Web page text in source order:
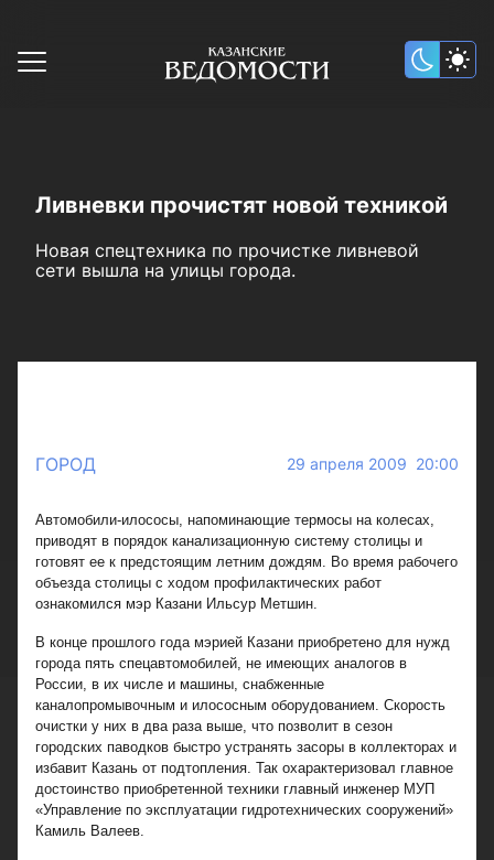
Ливневки прочистят новой техникой
Новая спецтехника по прочистке ливневой
сети вышла на улицы города.
ГОРОД 29 апреля 2009 20:00
Автомобили-илососы, напоминающие термосы на колесах,
приводят в порядок канализационную систему столицы и
готовят ее к предстоящим летним дождям. Во время рабочего
объезда столицы с ходом профилактических работ
ознакомился мэр Казани Ильсур Метшин.
В конце прошлого года мэрией Казани приобретено для нужд
города пять спецавтомобилей, не имеющих аналогов в
России, в их числе и машины, снабженные
каналопромывочным и илососным оборудованием. Скорость
очистки у них в два раза выше, что позволит в сезон
городских паводков быстро устранять засоры в коллекторах и
избавит Казань от подтопления. Так охарактеризовал главное
достоинство приобретенной техники главный инженер МУП
«Управление по эксплуатации гидротехнических сооружений»
Камиль Валеев.